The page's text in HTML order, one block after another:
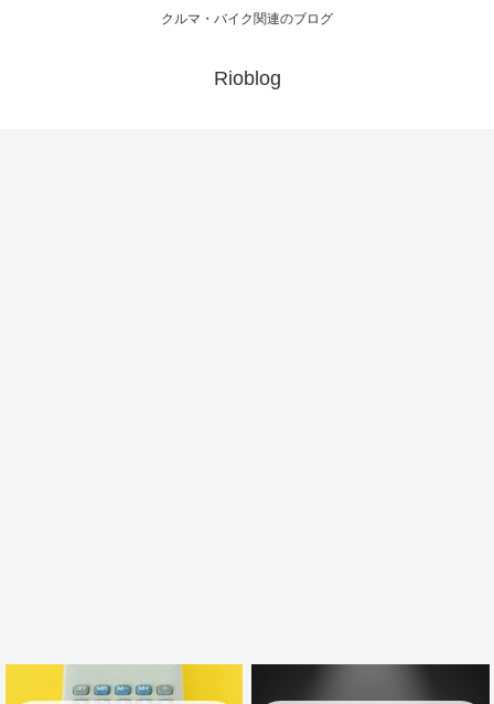
クルマ・バイク関連のブログ
Rioblog